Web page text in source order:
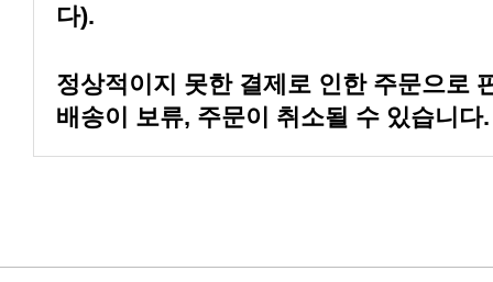
다).
배송이 보류, 주문이 취소될 수 있습니다.